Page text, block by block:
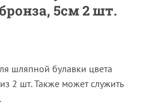
5см 2 шт.
шляпной булавки цвета
2 шт. Также может служить